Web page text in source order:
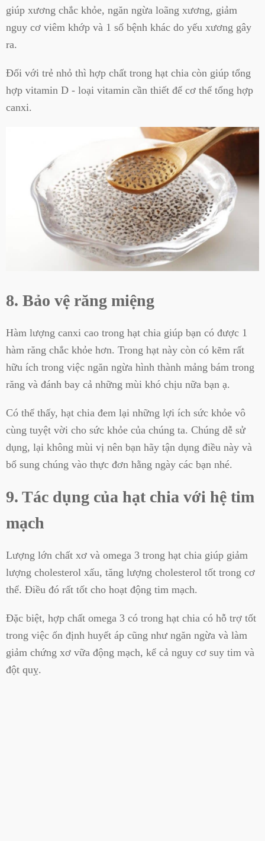
giúp xương chắc khỏe, ngăn ngừa loãng xương, giảm
nguy cơ viêm khớp và 1 số bệnh khác do yếu xương gây
ra.
Đối với trẻ nhỏ thì hợp chất trong hạt chia còn giúp tổng
hợp vitamin D - loại vitamin cần thiết để cơ thể tổng hợp
canxi.
8. Bảo vệ răng miệng
Hàm lượng canxi cao trong hạt chia giúp bạn có được 1
hàm răng chắc khỏe hơn. Trong hạt này còn có kẽm rất
hữu ích trong việc ngăn ngừa hình thành mảng bám trong
răng và đánh bay cả những mùi khó chịu nữa bạn ạ.
Có thể thấy, hạt chia đem lại những lợi ích sức khỏe vô
cùng tuyệt vời cho sức khỏe của chúng ta. Chúng dễ sử
dụng, lại không mùi vị nên bạn hãy tận dụng điều này và
bổ sung chúng vào thực đơn hằng ngày các bạn nhé.
9. Tác dụng của hạt chia với hệ tim
mạch
Lượng lớn chất xơ và omega 3 trong hạt chia giúp giảm
lượng cholesterol xấu, tăng lượng cholesterol tốt trong cơ
thể. Điều đó rất tốt cho hoạt động tim mạch.
Đặc biệt, hợp chất omega 3 có trong hạt chia có hỗ trợ tốt
trong việc ổn định huyết áp cũng như ngăn ngừa và làm
giảm chứng xơ vữa động mạch, kể cả nguy cơ suy tim và
đột quỵ.